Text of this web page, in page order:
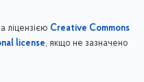
ліцензією Creative Commons
license, якщо не зазначено